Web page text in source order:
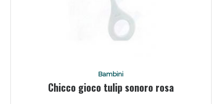
Bambini
Chicco gioco tulip sonoro rosa